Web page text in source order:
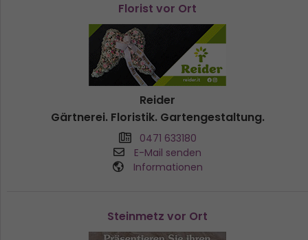
Florist vor Ort
Reider
Gärtnerei. Floristik. Gartengestaltung.
0471 633180
E-Mail senden
Informationen
Steinmetz vor Ort